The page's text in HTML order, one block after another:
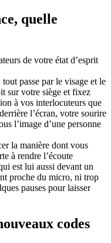
quelle
de votre état d’esprit
tout passe par le visage et le
sur votre siège et fixez
à vos interlocuteurs que
l’écran, votre sourire
l’image d’une personne
la manière dont vous
à rendre l’écoute
est lui aussi devant un
proche du micro, ni trop
pauses pour laisser
codes